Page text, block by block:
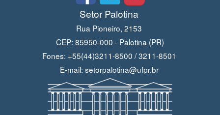
Setor Palotina
Rua Pioneiro, 2153
CEP: 85950-000 - Palotina (PR)
Fones: +55(44)3211-8500 / 3211-8501
E-mail: setorpalotina@ufpr.br